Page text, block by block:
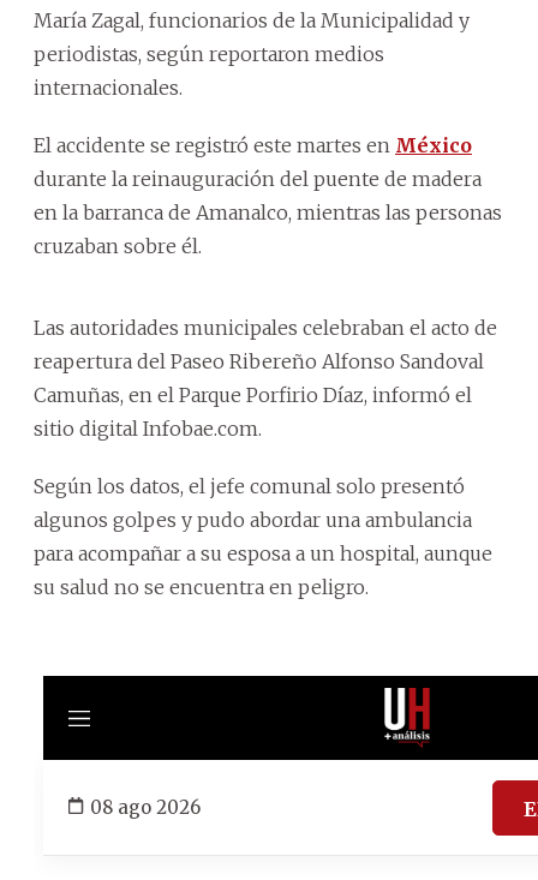
María Zagal, funcionarios de la Municipalidad y
periodistas, según reportaron medios
internacionales.
El accidente se registró este martes en México
durante la reinauguración del puente de madera
en la barranca de Amanalco, mientras las personas
cruzaban sobre él.
Las autoridades municipales celebraban el acto de
reapertura del Paseo Ribereño Alfonso Sandoval
Camuñas, en el Parque Porfirio Díaz, informó el
sitio digital Infobae.com.
Según los datos, el jefe comunal solo presentó
algunos golpes y pudo abordar una ambulancia
para acompañar a su esposa a un hospital, aunque
su salud no se encuentra en peligro.